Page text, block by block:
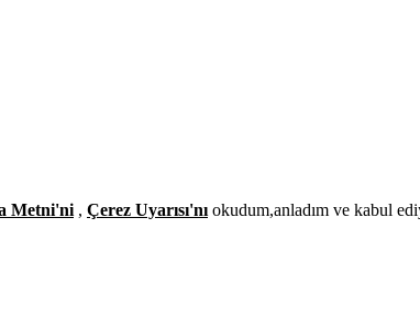
Metni'ni , Çerez Uyarısı'nı okudum,anladım ve kabul